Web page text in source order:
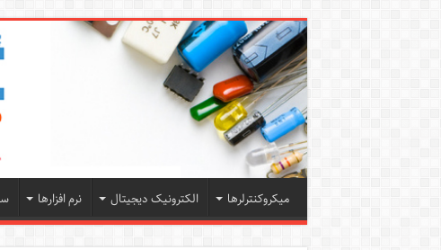
میکروکنترلرها الکترونیک دیجیتال نرم افزارها